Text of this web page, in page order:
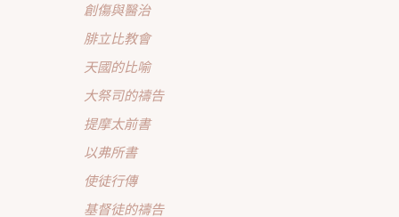
創傷與醫治
腓立比教會
天國的比喻
大祭司的禱告
提摩太前書
以弗所書
使徒行傳
基督徒的禱告